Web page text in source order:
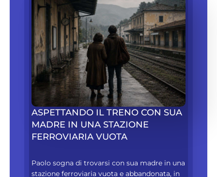
ASPETTANDO IL TRENO CON SUA
MADRE IN UNA STAZIONE
FERROVIARIA VUOTA
Paolo sogna di trovarsi con sua madre in una
stazione ferroviaria vuota e abbandonata, in